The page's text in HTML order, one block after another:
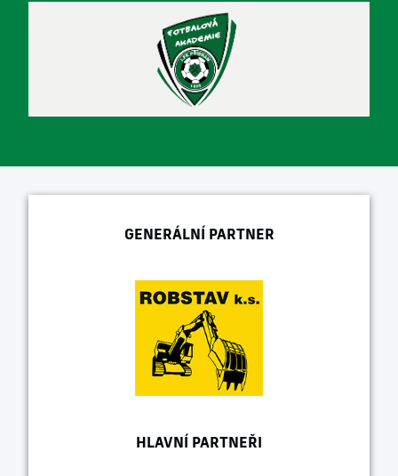
GENERÁLNÍ PARTNER
HLAVNÍ PARTNEŘI